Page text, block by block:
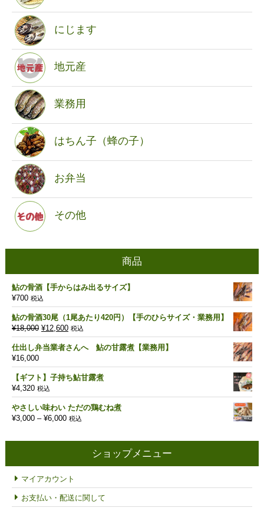
にじます
地元産
業務用
はちん子（蜂の子）
お弁当
その他
商品
鮎の骨酒【手からはみ出るサイズ】
¥700 税込
鮎の骨酒30尾（1尾あたり420円）【手のひらサイズ・業務用】
¥18,000 元
の
価
は
¥18,000
で
し
た。
¥12,600現
在
の
格
は
す。
税込
仕出し弁当業者さんへ 鮎の甘露煮【業務用】
¥16,000
【ギフト】子持ち鮎甘露煮
¥4,320 税込
やさしい味わい ただの鶏むね煮
¥3,000 – ¥6,000価税込
ショップメニュー
マイアカウント
お支払い・配送に関して